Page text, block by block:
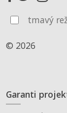
tmavý
© 2026
Garanti